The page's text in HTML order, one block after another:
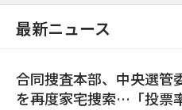
最新ニュース
合同捜査本部、中央選管
を再度家宅捜索…「投票